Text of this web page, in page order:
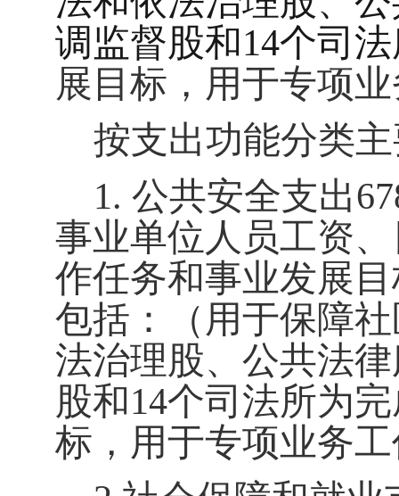
调监督股和14个司
展目标，用于专项
按支出功能分类
1. 公共安全支出
事业单位人员工资
作任务和事业发展
包括：（ 用于保障
法治理股、公共法
股和14个司法所为
标，用于专项业务